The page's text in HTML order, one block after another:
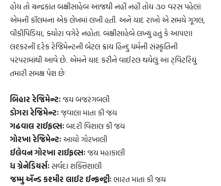
હોય તો ચન્દ્રકાંત બક્ષીસાહેબ આજથી નહીં નહીં તોય ૩૦ વરસ પહેલાં
એમની કૉલમના એક લેખમાં લખી હતી. અને યાદ રાખો એ સમયે ગૂગલ,
વીકીપિડિયા, ક્યોરા વગેરે નહોતાં. બક્ષીસાહેબે લખ્યું હતું કે આપણા
લશ્કરની દરેક રેજિમેન્ટની બેટલ ક્રાય હિન્દુ ધર્મની સંસ્કૃતિની
પરંપરામાંથી આવે છે. એમને યાદ કરીને વાઈરલ થયેલું આ ટ્‌વિટરિયું
તમારી સમક્ષ પેશ છેઃ
બિહાર રેજિમેન્ટઃજય બજરંગબલી
ડોગરા રેજિમેન્ટઃજ્‌વાલા માતા કી જય
ગઢવાલ રાઈફલ્સઃબદરી વિશાલ કી જય
ગોરખા રેજિમેન્ટઃ આયો ગોરખાલી
ઈલેવન ગોરખા રાઈફલ્સઃજય મહાકાલી
ધ ગ્રેનેડિયર્સઃસર્વદા શક્તિશાલી
જમ્મુ ઍન્ડ કશ્મીર લાઈટ ઈન્ફ્રન્ટ્રીઃભારત માતા કી જય